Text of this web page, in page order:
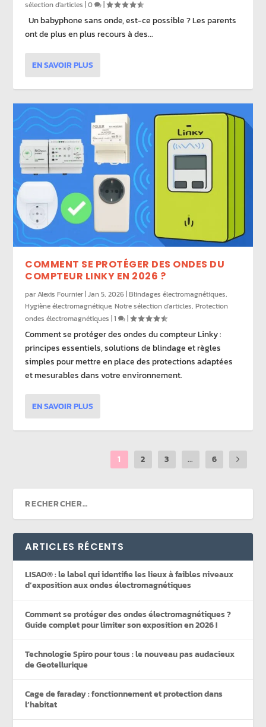
sélection d'articles |0 |
Un babyphone sans onde, est-ce possible ? Les parents
ont de plus en plus recours à des...
EN SAVOIR PLUS
COMMENT SE PROTÉGER DES ONDES DU
COMPTEUR LINKY EN 2026 ?
parAlexis Fournier |Jan 5, 2026 |Blindages électromagnétiques,
Hygiène électromagnétique,Notre sélection d'articles,Protection
ondes électromagnétiques |1 |
Comment se protéger des ondes du compteur Linky :
principes essentiels, solutions de blindage et règles
simples pour mettre en place des protections adaptées
et mesurables dans votre environnement.
EN SAVOIR PLUS
1 2 3 ... 6
ARTICLES RÉCENTS
LISAO® : le label qui identifie les lieux à faibles niveaux
d’exposition aux ondes électromagnétiques
Comment se protéger des ondes électromagnétiques ?
Guide complet pour limiter son exposition en 2026 !
Technologie Spiro pour tous : le nouveau pas audacieux
de Geotellurique
Cage de faraday : fonctionnement et protection dans
l’habitat